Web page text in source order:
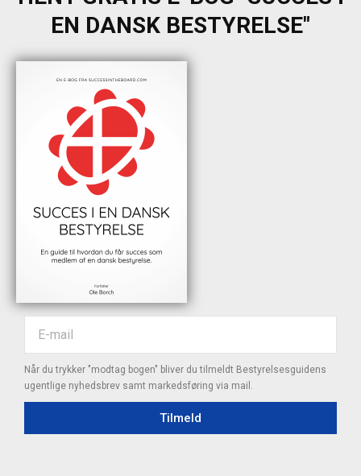
EN DANSK BESTYRELSE"
Når du trykker "modtag bogen" bliver du tilmeldt Bestyrelsesguidens
ugentlige nyhedsbrev samt markedsføring via mail.
Tilmeld